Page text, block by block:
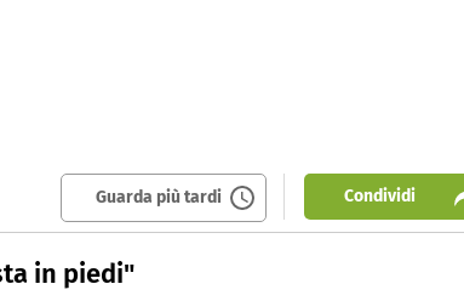
Guarda più tardi Condividi
in piedi"